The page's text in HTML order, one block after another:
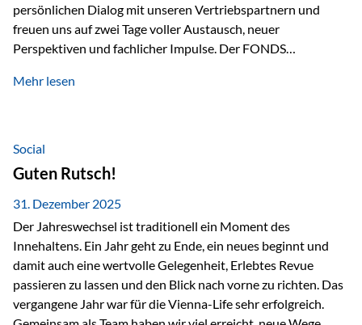
persönlichen Dialog mit unseren Vertriebspartnern und
freuen uns auf zwei Tage voller Austausch, neuer
Perspektiven und fachlicher Impulse. Der FONDS
Branchentreffen für Finanz- und Versicherungsprofis im
Vermögensstrukturierung und Nachfolgeplanung
gemeinsam zu diskutieren. Persönlich für Sie vor Ort An
beiden Kongresstagen stehen Ihnen Maximilian
Fichtenbauer, Dirk…
Mehr lesen
Social
Guten Rutsch!
31. Dezember 2025
Der Jahreswechsel ist traditionell ein Moment des
Innehaltens. Ein Jahr geht zu Ende, ein neues beginnt und
damit auch eine wertvolle Gelegenheit, Erlebtes Revue
passieren zu lassen und den Blick nach vorne zu richten. Das
vergangene Jahr war für die Vienna-Life sehr erfolgreich.